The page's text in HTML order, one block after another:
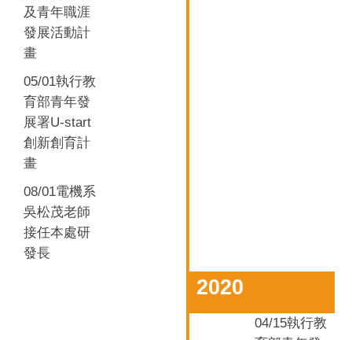
及青年職涯
發展活動計
畫
05/01執行教
育部青年發
展署U-start
創新創育計
畫
08/01電機系
吳松茂老師
接任本處研
發長
2020
04/15執行教